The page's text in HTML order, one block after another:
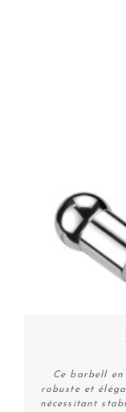
Ce barbell
robuste et
nécessitant